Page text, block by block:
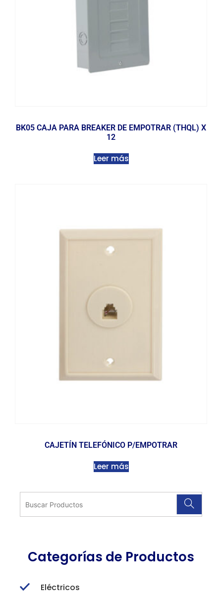
BK05 CAJA PARA BREAKER DE EMPOTRAR (THQL) X
12
Leer más
CAJETÍN TELEFÓNICO P/EMPOTRAR
Leer más
Categorías de Productos
Eléctricos